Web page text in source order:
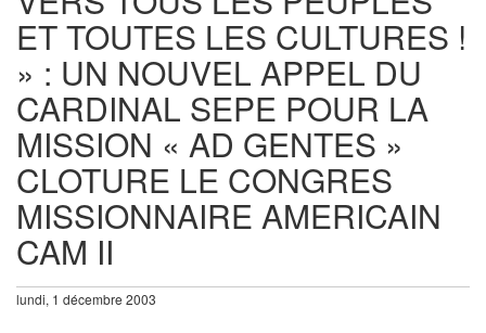
ET TOUTES LES CULTURES !
» : UN NOUVEL APPEL DU
CARDINAL SEPE POUR LA
MISSION « AD GENTES »
CLOTURE LE CONGRES
MISSIONNAIRE AMERICAIN
CAM II
lundi, 1 décembre 2003